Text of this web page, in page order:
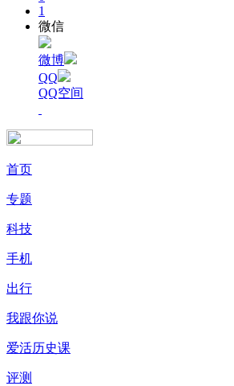
1
微信
微博
QQ
QQ空间
首页
专题
科技
手机
出行
我跟你说
爱活历史课
评测